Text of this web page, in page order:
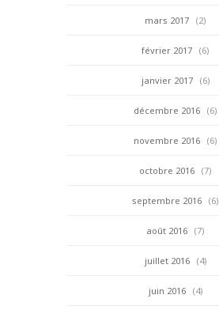
mars 2017 (2)
février 2017 (6)
janvier 2017 (6)
décembre 2016 (6)
novembre 2016 (6)
octobre 2016 (7)
septembre 2016 (6)
août 2016 (7)
juillet 2016 (4)
juin 2016 (4)